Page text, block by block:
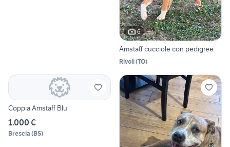
6
Amstaff cucciole con pedigree
Rivoli(TO)
Coppia Amstaff Blu
1.000 €
Brescia (BS)